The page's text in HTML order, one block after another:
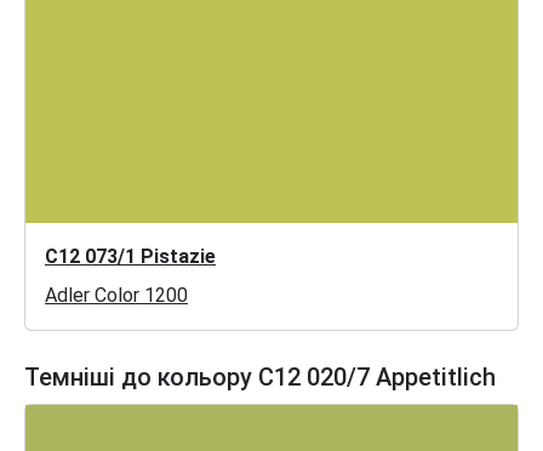
C12 073/1 Pistazie
Adler Color 1200
Темніші до кольору C12 020/7 Appetitlich